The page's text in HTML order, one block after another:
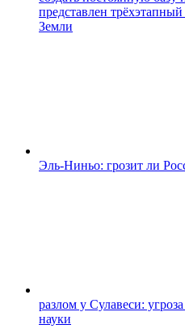
представлен
Земли
Эль-Ниньо: грозит ли
разлом у Сулавеси:
науки